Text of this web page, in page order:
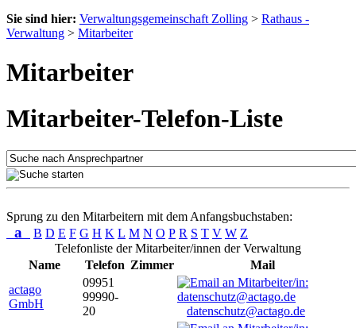
Sie sind hier: Verwaltungsgemeinschaft Zolling > Rathaus -
Verwaltung > Mitarbeiter
Mitarbeiter
Mitarbeiter-Telefon-Liste
Sprung zu den Mitarbeitern mit dem Anfangsbuchstaben:
a B D E F G H K L M N O P R S T V W Z
Telefonliste der Mitarbeiter/innen der Verwaltung
Name
Telefon Zimmer
Mail
actago
GmbH
09951
99990-
20
datenschutz@actago.de